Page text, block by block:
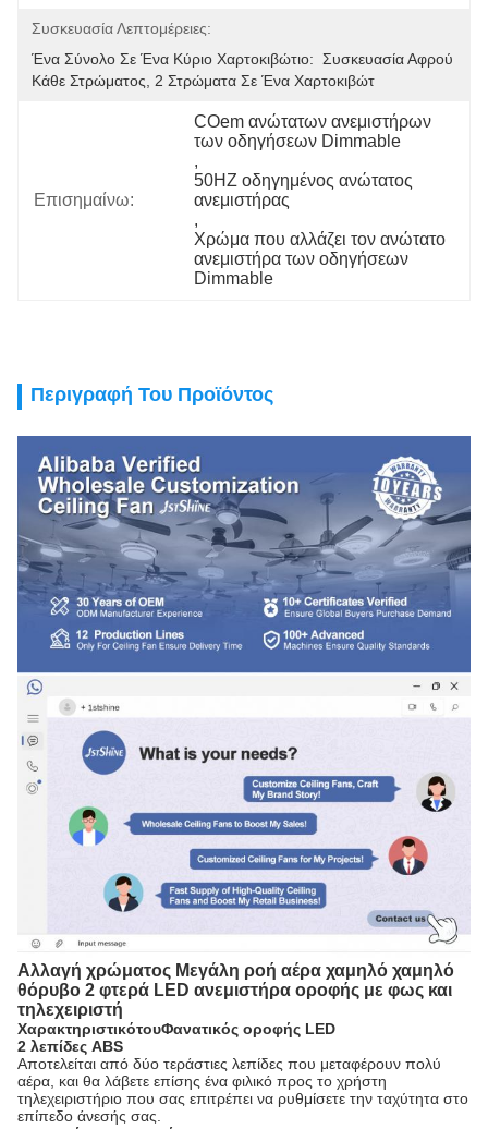
Συσκευασία Λεπτομέρειες:
Ένα Σύνολο Σε Ένα Κύριο Χαρτοκιβώτιο:  Συσκευασία Αφρού
Κάθε Στρώματος, 2 Στρώματα Σε Ένα Χαρτοκιβώτ
Επισημαίνω:
COem ανώτατων ανεμιστήρων
των οδηγήσεων Dimmable
,
50HZ οδηγημένος ανώτατος
ανεμιστήρας
,
Χρώμα που αλλάζει τον ανώτατο
ανεμιστήρα των οδηγήσεων
Dimmable
Περιγραφή Του Προϊόντος
Αλλαγή χρώματος Μεγάλη ροή αέρα χαμηλό χαμηλό
θόρυβο 2 φτερά LED ανεμιστήρα οροφής με φως και
τηλεχειριστή
ΧαρακτηριστικότουΦανατικός οροφής LED
2 λεπίδες ABS
Αποτελείται από δύο τεράστιες λεπίδες που μεταφέρουν πολύ
αέρα, και θα λάβετε επίσης ένα φιλικό προς το χρήστη
τηλεχειριστήριο που σας επιτρέπει να ρυθμίσετε την ταχύτητα στο
επίπεδο άνεσής σας.